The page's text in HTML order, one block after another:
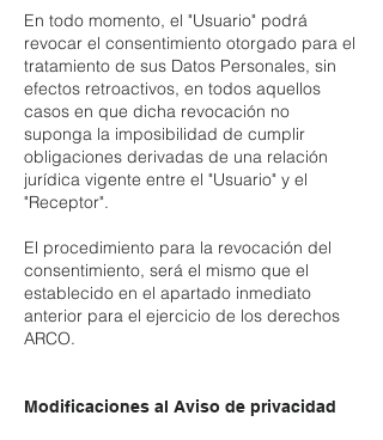
En todo momento, el "Usuario" podrá
revocar el consentimiento otorgado para el
tratamiento de sus Datos Personales, sin
efectos retroactivos, en todos aquellos
casos en que dicha revocación no
suponga la imposibilidad de cumplir
obligaciones derivadas de una relación
jurídica vigente entre el "Usuario" y el
"Receptor".
El procedimiento para la revocación del
consentimiento, será el mismo que el
establecido en el apartado inmediato
anterior para el ejercicio de los derechos
ARCO.
Modificaciones al Aviso de privacidad